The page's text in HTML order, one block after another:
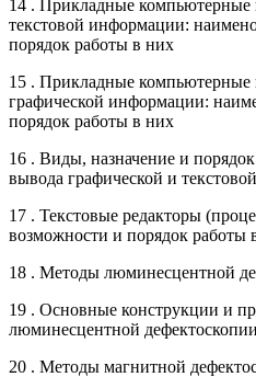
14 . Прикладные компьютерные
текстовой информации:
порядок работы в них
15 . Прикладные компьютерные
графической информации:
порядок работы в них
16 . Виды, назначение и
вывода графической и
17 . Текстовые редакторы
возможности и порядок работы
18 . Методы люминесцентной
19 . Основные конструкции и
люминесцентной дефектоскопии
20 . Методы магнитной